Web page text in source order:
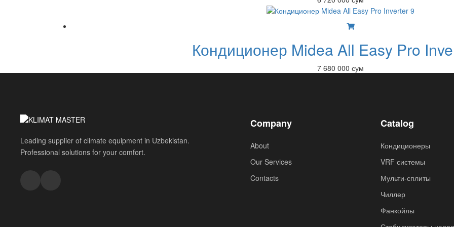
Кондиционер Midea All Easy Pro
7 680 000 сум
Leading supplier of climate equipment in Uzbekistan.
Professional solutions for your comfort.
Company
About
Our Services
Contacts
Catalog
Кондиционеры
VRF системы
Мульти-сплиты
Чиллер
Фанкойлы